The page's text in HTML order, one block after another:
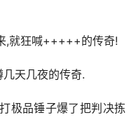
,就狂喊+++++的传奇!
天几夜的传奇.
极品锤子爆了把判决拣